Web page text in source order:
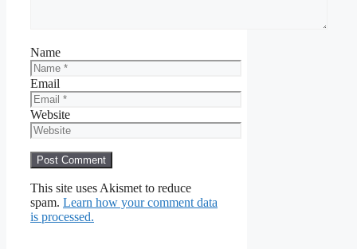
Name
Email
Website
This site uses Akismet to reduce
spam. Learn how your comment data
is processed.